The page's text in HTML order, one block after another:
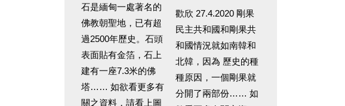
石是緬甸一處著名的
佛教朝聖地，已有超
過2500年歷史。石頭
表面貼有金箔，石上
建有一座7.3米的佛
塔…… 如欲看更多有
關之資料，請看上圖
歡欣 27.4.2020 剛果
民主共和國和剛果共
和國情況就如南韓和
北韓，因為 歷史的種
種原因，一個剛果就
分開了兩部份…… 如